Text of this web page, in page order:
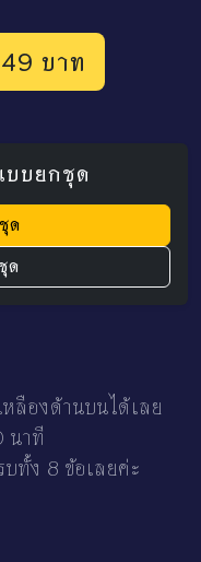
บาท
บบยกชุด
ด
ด
ลืองด้านบนได้เลย
นาที
ทั้ง 8 ข้อเลยค่ะ